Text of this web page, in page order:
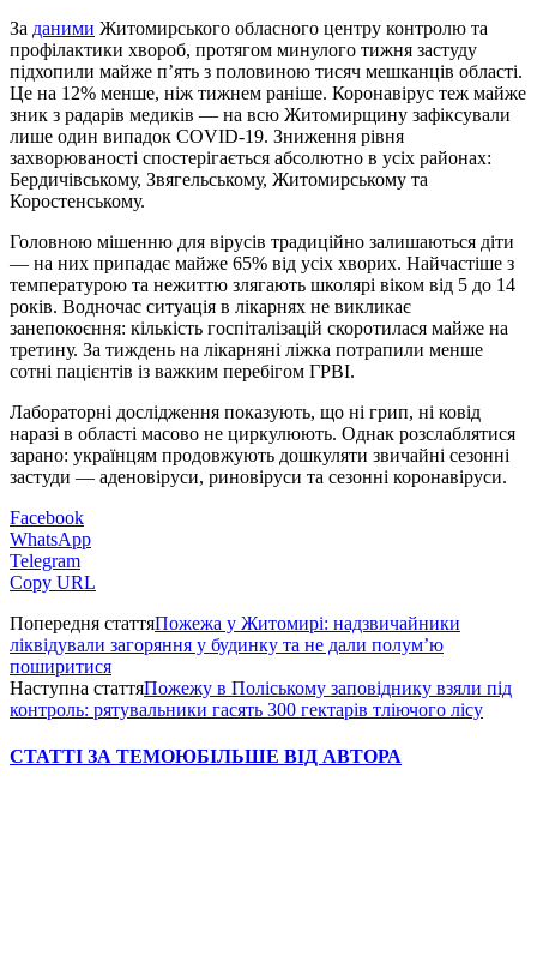
За даними Житомирського обласного центру контролю та
профілактики хвороб, протягом минулого тижня застуду
підхопили майже п’ять з половиною тисяч мешканців області.
Це на 12% менше, ніж тижнем раніше. Коронавірус теж майже
зник з радарів медиків — на всю Житомирщину зафіксували
лише один випадок COVID-19. Зниження рівня
захворюваності спостерігається абсолютно в усіх районах:
Бердичівському, Звягельському, Житомирському та
Коростенському.
Головною мішенню для вірусів традиційно залишаються діти
— на них припадає майже 65% від усіх хворих. Найчастіше з
температурою та нежиттю злягають школярі віком від 5 до 14
років. Водночас ситуація в лікарнях не викликає
занепокоєння: кількість госпіталізацій скоротилася майже на
третину. За тиждень на лікарняні ліжка потрапили менше
сотні пацієнтів із важким перебігом ГРВІ.
Лабораторні дослідження показують, що ні грип, ні ковід
наразі в області масово не циркулюють. Однак розслаблятися
зарано: українцям продовжують дошкуляти звичайні сезонні
застуди — аденовіруси, риновіруси та сезонні коронавіруси.
Facebook
WhatsApp
Telegram
Copy URL
Попередня статтяПожежа у Житомирі: надзвичайники
ліквідували загоряння у будинку та не дали полум’ю
поширитися
Наступна статтяПожежу в Поліському заповіднику взяли під
контроль: рятувальники гасять 300 гектарів тліючого лісу
СТАТТІ ЗА ТЕМОЮБІЛЬШЕ ВІД АВТОРА